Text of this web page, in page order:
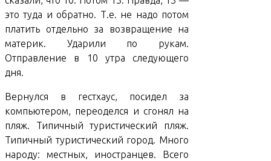
это туда и обратно. Т.е. не надо потом
платить отдельно за возвращение на
материк. Ударили по рукам.
Отправление в 10 утра следующего
дня.
Вернулся в гестхаус, посидел за
компьютером, переоделся и сгонял на
пляж. Типичный туристический пляж.
Типичный туристический город. Много
народу: местных, иностранцев. Всего